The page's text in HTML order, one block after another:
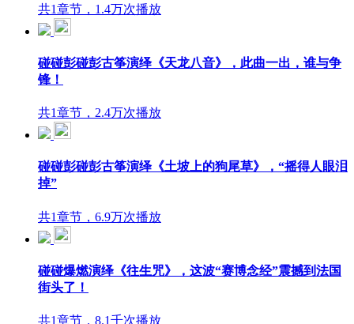
共1章节，1.4万次播放
碰碰彭碰彭古筝演绎《天龙八音》，此曲一出，谁与争
锋！
共1章节，2.4万次播放
碰碰彭碰彭古筝演绎《土坡上的狗尾草》，“摇得人眼泪
掉”
共1章节，6.9万次播放
碰碰爆燃演绎《往生咒》，这波“赛博念经”震撼到法国
街头了！
共1章节，8.1千次播放